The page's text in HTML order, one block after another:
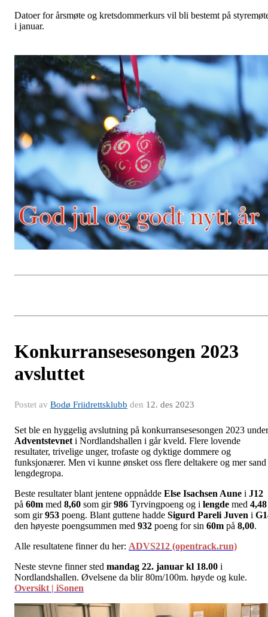
Datoer for årsmøte og kretsdommerkurs vil bli bestemt på
i januar.
Konkurransesesongen 2023
avsluttet
Postet av Bodø Friidrettsklubb den 12. des 2023
Set ble en hyggelig avslutning på konkurransesesongen 2023 under
Adventstevneti Nordlandshallen i går kveld. Flere lovende
resultater, trivelige unger, trofaste og dyktige dommere og
funksjonærer. Men vi kunne ønsket oss flere deltakere og mer
lengdegropa.
Beste resultater blant jentene oppnådde Else Isachsen Aune i J12
på 60m med 8,60 som gir986 Tyrvingpoeng og i lengde med 4,48
som gir953 poeng. Blant guttene hadde Sigurd Pareli Juven i
den høyeste poengsummen med 932 poeng for sin 60m på 8,00.
Alle resultatene finner du her: ADVS212 (opentrack.run)
Neste stevne finner sted mandag 22. januar kl 18.00 i
Nordlandshallen. Øvelsene da blir 80m/100m. høyde og kule.
Oversikt | iSonen